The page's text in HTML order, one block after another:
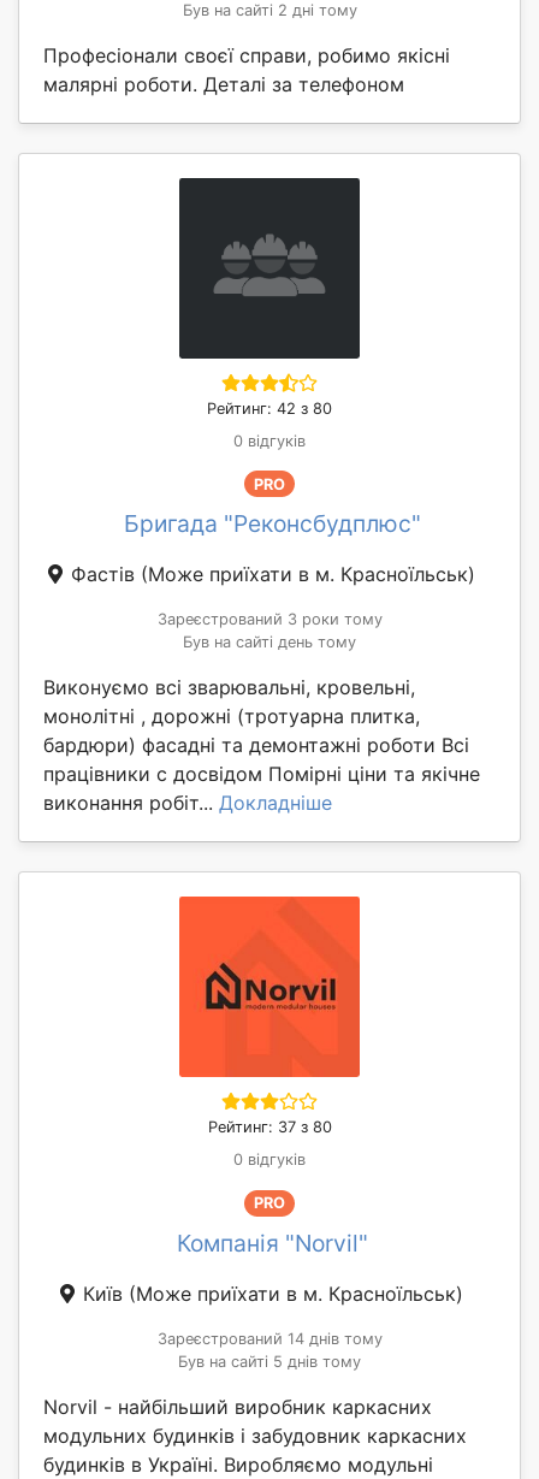
Був на сайті 2 дні тому
Професіонали своєї справи, робимо якісні
малярні роботи. Деталі за телефоном
Рейтинг: 42 з 80
0 відгуків
PRO
Бригада "Реконсбудплюс"
Фастів (Може приїхати в м. Красноїльськ)
Зареєстрований 3 роки тому
Був на сайті день тому
Виконуємо всі зварювальні, кровельні,
монолітні , дорожні (тротуарна плитка,
бардюри) фасадні та демонтажні роботи Всі
працівники с досвідом Помірні ціни та якічне
виконання робіт... Докладніше
Рейтинг: 37 з 80
0 відгуків
PRO
Компанія "Norvil"
Київ (Може приїхати в м. Красноїльськ)
Зареєстрований 14 днів тому
Був на сайті 5 днів тому
Norvil - найбільший виробник каркасних
модульних будинків і забудовник каркасних
будинків в Україні. Виробляємо модульні